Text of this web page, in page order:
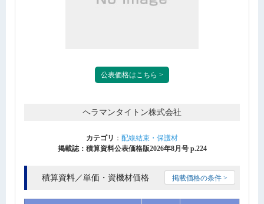
公表価格はこちら >
ヘラマンタイトン株式会社
カテゴリ ： 配線結束・保護材
掲載誌：積算資料公表価格版2026年8月号 p.224
積算資料／単価・資機材価格 掲載価格の条件 >